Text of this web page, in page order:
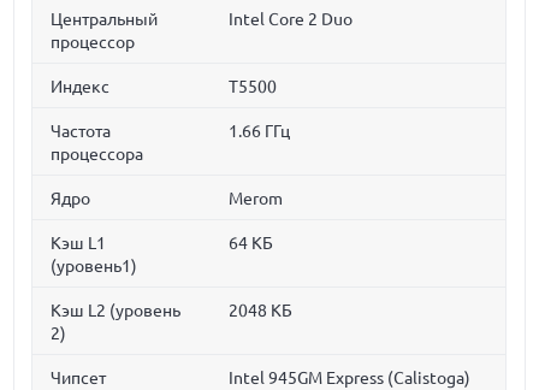
Центральный
процессор
Intel Core 2 Duo
Индекс T5500
Частота
процессора
1.66 ГГц
Ядро Merom
Кэш L1
(уровень1)
64 КБ
Кэш L2 (уровень
2)
2048 КБ
Чипсет
Intel 945GM Express (Calistoga)